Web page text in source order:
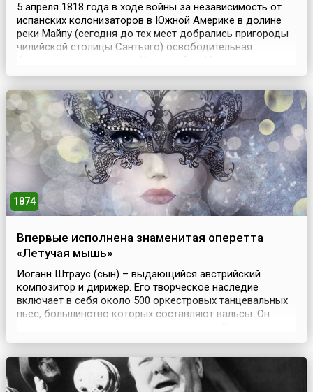
5 апреля 1818 года в ходе войны за независимость от
испанских колонизаторов в Южной Америке в долине
реки Майпу (сегодня до тех мест добрались пригороды
чилийской столицы Сантьяго) освободительная
разгромила испанцев во главе с генералом Мариано
последняя крупная битва в войне за независимость
Чили. ...
1874
Впервые исполнена знаменитая оперетта
«Летучая мышь»
Иоганн Штраус (сын) – выдающийся австрийский
композитор и дирижер. Его творческое наследие
включает в себя около 500 оркестровых танцевальных
пьес, большинство которых составляют вальсы. Он
«Рыцарь Пазман» и балета «Золушка».Штраус-сын
классического венского вальса, но также он получил
известность ...